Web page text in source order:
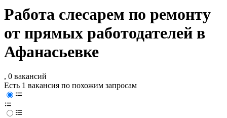
Работа слесарем по ремонту
от прямых работодателей в
Афанасьевке
, 0 вакансий
Есть 1 вакансия по похожим запросам